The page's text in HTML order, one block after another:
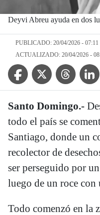
Deyvi Abreu ayuda en dos
PUBLICADO: 20/04/2026 - 07:11
ACTUALIZADO: 20/04/2026 -
Facebook IconTwitter IconThreads Icon
Santo Domingo.-
todo el país se
Santiago, donde un
recolector de
ser perseguido por
luego de un roce con
Todo comenzó en la